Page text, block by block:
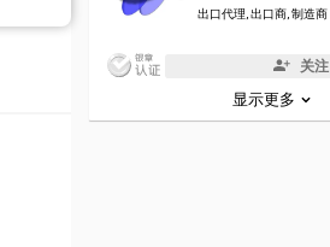
出口代理, 出口商, 制造商
关注
显示更多